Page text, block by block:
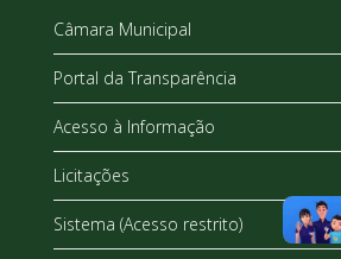
Câmara Municipal
Portal da Transparência
Acesso à Informação
Licitações
Sistema (Acesso restrito)